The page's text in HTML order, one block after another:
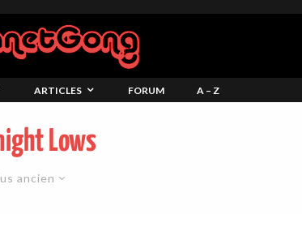
ARTICLES FORUM A – Z
Lows
ancien